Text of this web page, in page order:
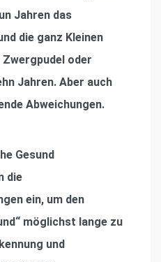
Jahren das
die ganz Kleinen
oder
Jahren. Aber auch
Abweichungen.
Gesund
die
ein, um den
möglichst lange zu
und